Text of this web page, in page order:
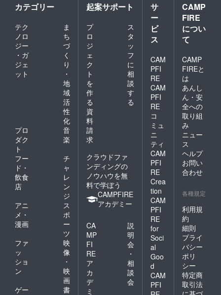
カテゴリー
テク
ノロ
ジー
・ガ
ジェ
ット
ま
ち
づ
く
り
・
地
域
活
性
化
プロ
ダク
ト
音
楽
フー
ド・
飲食
店
チ
ャ
レ
ン
ジ
アニ
メ・
漫画
ス
ポ
ー
ツ
ファ
ッ
ショ
ン
映
像
・
映
画
ゲー
書
起案サポート
プ
ロ
ジ
ェ
ク
ト
を
作
る
ス
タ
ッ
フ
に
相
談
す
る
資
料
請
求
クラウドファ
ンディングの
ノウハウを無
料で学ぼう
CAMPFIRE
アカデミー
CA
MP
FI
RE
ア
カ
デ
ミ
説
明
会
・
相
談
会
サ
ー
ビ
ス
CAM
PFI
RE
CAM
PFI
RE
コ
ミュ
ニ
ティ
CAM
PFI
RE
Crea
tion
CAM
PFI
RE
for
Soci
al
Goo
d
CAM
PFI
CAMP
FIRE
につい
て
CAMP
FIREと
は
あんし
ん・安
全への
取り組
み
ニュー
ス
ヘルプ
お問い
合わせ
各種規定
利用規
約
細則
プライ
バシー
ポリ
シー
特定商
取引法